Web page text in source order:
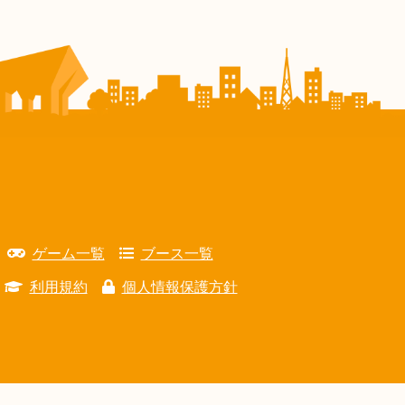
ゲーム一覧 ブース一覧
利用規約 個人情報保護方針